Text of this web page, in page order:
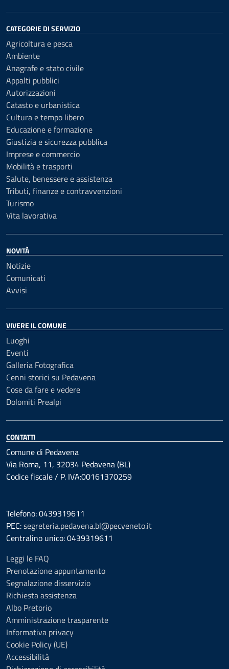
CATEGORIE DI SERVIZIO
Agricoltura e pesca
Ambiente
Anagrafe e stato civile
Appalti pubblici
Autorizzazioni
Catasto e urbanistica
Cultura e tempo libero
Educazione e formazione
Giustizia e sicurezza pubblica
Imprese e commercio
Mobilità e trasporti
Salute, benessere e assistenza
Tributi, finanze e contravvenzioni
Turismo
Vita lavorativa
NOVITÀ
Notizie
Comunicati
Avvisi
VIVERE IL COMUNE
Luoghi
Eventi
Galleria Fotografica
Cenni storici su Pedavena
Cose da fare e vedere
Dolomiti Prealpi
CONTATTI
Comune di Pedavena
Via Roma, 11, 32034 Pedavena (BL)
Codice fiscale / P. IVA:00161370259
Telefono: 0439319611
PEC:segreteria.pedavena.bl@pecveneto.it
Centralino unico: 0439319611
Leggi le FAQ
Prenotazione appuntamento
Segnalazione disservizio
Richiesta assistenza
Albo Pretorio
Amministrazione trasparente
Informativa privacy
Cookie Policy (UE)
Accessibilità